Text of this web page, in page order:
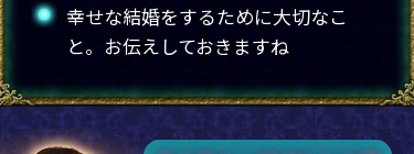
幸せな結婚をするために大切なこ
と。お伝えしておきますね